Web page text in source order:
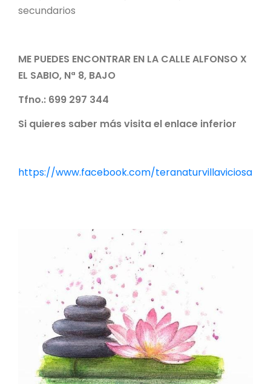
secundarios
ME PUEDES ENCONTRAR EN LA CALLE ALFONSO X
EL SABIO, Nª 8, BAJO
Tfno.: 699 297 344
Si quieres saber más visita el enlace inferior
https://www.facebook.com/teranaturvillaviciosa